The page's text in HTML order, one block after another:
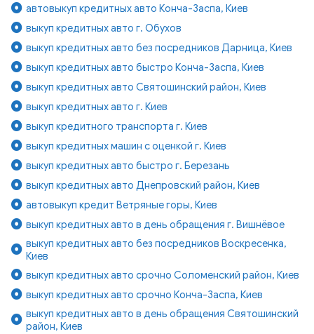
автовыкуп кредитных авто Конча-Заспа, Киев
выкуп кредитных авто г. Обухов
выкуп кредитных авто без посредников Дарница, Киев
выкуп кредитных авто быстро Конча-Заспа, Киев
выкуп кредитных авто Святошинский район, Киев
выкуп кредитных авто г. Киев
выкуп кредитного транспорта г. Киев
выкуп кредитных машин с оценкой г. Киев
выкуп кредитных авто быстро г. Березань
выкуп кредитных авто Днепровский район, Киев
автовыкуп кредит Ветряные горы, Киев
выкуп кредитных авто в день обращения г. Вишнёвое
выкуп кредитных авто без посредников Воскресенка,
Киев
выкуп кредитных авто срочно Соломенский район, Киев
выкуп кредитных авто срочно Конча-Заспа, Киев
выкуп кредитных авто в день обращения Святошинский
район, Киев